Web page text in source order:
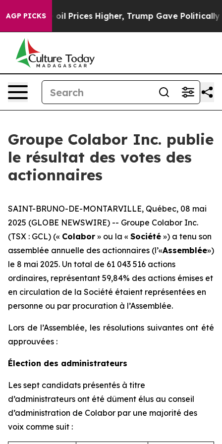
AGP PICKS
Drove oil Prices Higher, Trump Gave Politically
Groupe Colabor Inc. publie
le résultat des votes des
actionnaires
SAINT-BRUNO-DE-MONTARVILLE, Québec, 08 mai
2025 (GLOBE NEWSWIRE) -- Groupe Colabor Inc.
(TSX : GCL) (« Colabor » ou la « Société ») a tenu son
assemblée annuelle des actionnaires (l’«Assemblée»)
le 8 mai 2025. Un total de 61 043 516 actions
ordinaires, représentant 59,84% des actions émises et
en circulation de la Société étaient représentées en
personne ou par procuration à l’Assemblée.
Lors de l’Assemblée, les résolutions suivantes ont été
approuvées :
Élection des administrateurs
Les sept candidats présentés à titre
d’administrateurs ont été dûment élus au conseil
d’administration de Colabor par une majorité des
voix comme suit :